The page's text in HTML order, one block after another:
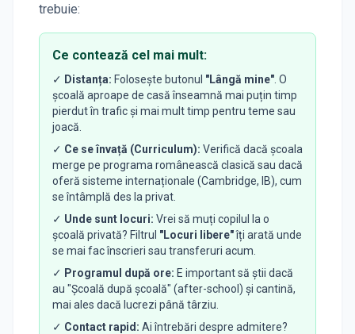
trebuie:
Ce contează cel mai mult:
✓ Distanța: Folosește butonul "Lângă mine" . O
școală aproape de casă înseamnă mai puțin timp
pierdut în trafic și mai mult timp pentru teme sau
joacă.
✓ Ce se învață (Curriculum): Verifică dacă școala
merge pe programa românească clasică sau dacă
oferă sisteme internaționale (Cambridge, IB), cum
se întâmplă des la privat.
✓ Unde sunt locuri: Vrei să muți copilul la o
școală privată? Filtrul "Locuri libere"îți arată unde
se mai fac înscrieri sau transferuri acum.
✓ Programul după ore: E important să știi dacă
au "Școală după școală" (after-school) și cantină,
mai ales dacă lucrezi până târziu.
✓ Contact rapid: Ai întrebări despre admitere?